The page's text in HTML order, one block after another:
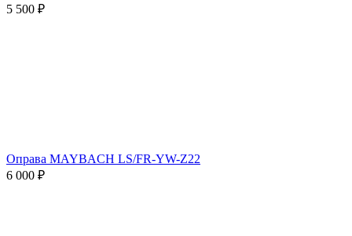
5 500 ₽
Оправа MAYBACH LS/FR-YW-Z22
6 000 ₽